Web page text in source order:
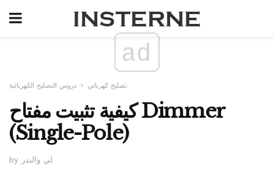
ad
تصليح كهربائي دروس التصليح الكهربائية
كيفية تثبيت مفتاح Dimmer
(Single-Pole)
by لي والندر